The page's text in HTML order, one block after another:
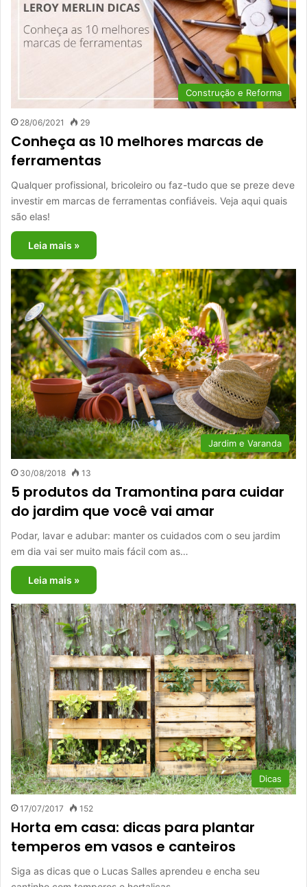
Construção e Reforma
28/06/2021 29
Conheça as 10 melhores marcas de
ferramentas
Qualquer profissional, bricoleiro ou faz-tudo que se preze deve
investir em marcas de ferramentas confiáveis. Veja aqui quais
são elas!
Leia mais »
Jardim e Varanda
30/08/2018 13
5 produtos da Tramontina para cuidar
do jardim que você vai amar
Podar, lavar e adubar: manter os cuidados com o seu jardim
em dia vai ser muito mais fácil com as…
Leia mais »
Dicas
17/07/2017 152
Horta em casa: dicas para plantar
temperos em vasos e canteiros
Siga as dicas que o Lucas Salles aprendeu e encha seu